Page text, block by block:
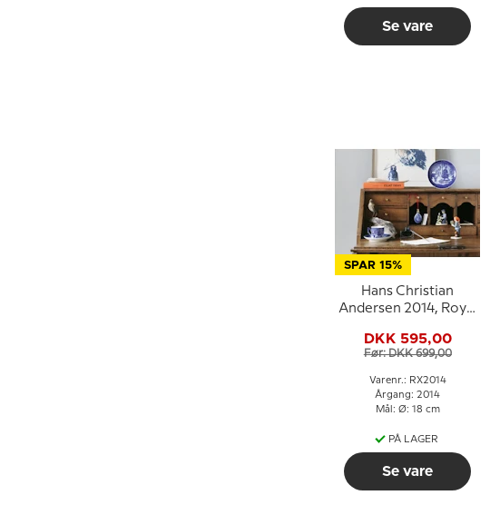
Se vare
SPAR 15%
Hans Christian
Andersen 2014, Royal
Juleplatte
DKK 595,00
Før: DKK 699,00
Varenr.: RX2014
Årgang: 2014
Mål: Ø: 18 cm
PÅ LAGER
Se vare